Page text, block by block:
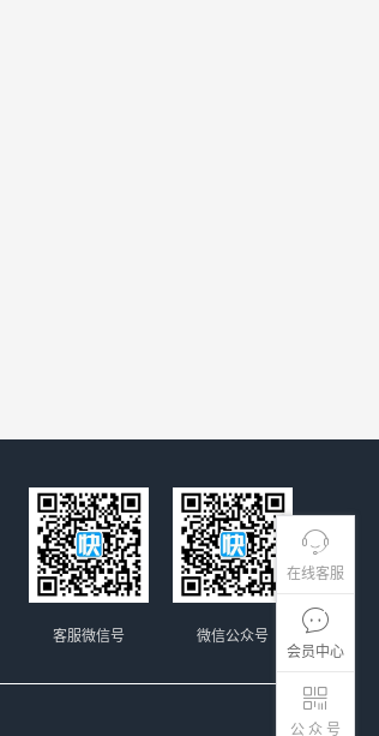
在线客服
会员中心
公 众 号
微信公众号
客服微信号